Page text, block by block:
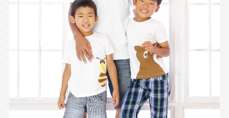
マイページへログインする
無料会員登録はこちら